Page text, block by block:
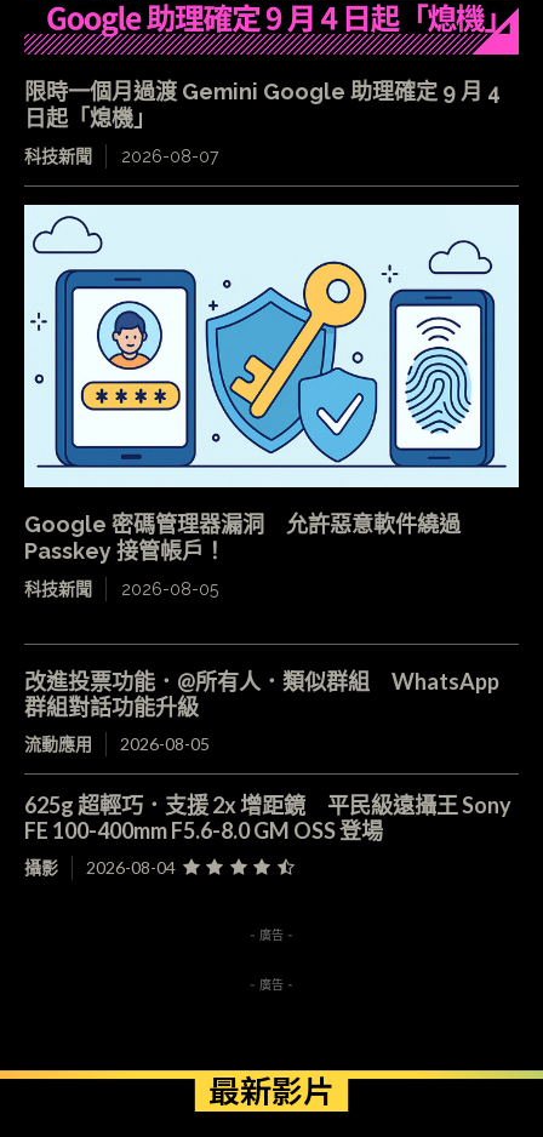
限時一個月過渡 Gemini Google 助理確定 9 月 4
日起「熄機」
科技新聞 2026-08-07
Google 密碼管理器漏洞 允許惡意軟件繞過
Passkey 接管帳戶！
科技新聞 2026-08-05
改進投票功能．@所有人．類似群組 WhatsApp
群組對話功能升級
流動應用 2026-08-05
625g 超輕巧．支援 2x 增距鏡 平民級遠攝王 Sony
FE 100-400mm F5.6-8.0 GM OSS 登場
攝影 2026-08-04
- 廣告 -
- 廣告 -
最新影片